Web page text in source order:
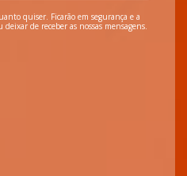
quiser. Ficarão em segurança e a
de receber as nossas mensagens.